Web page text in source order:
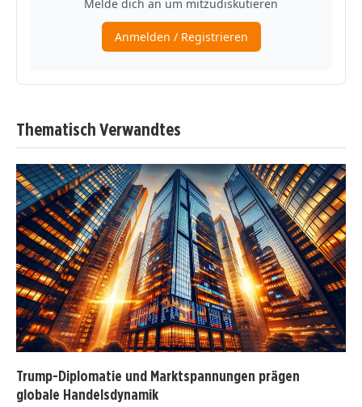
Thematisch Verwandtes
Trump-Diplomatie und Marktspannungen prägen
globale Handelsdynamik